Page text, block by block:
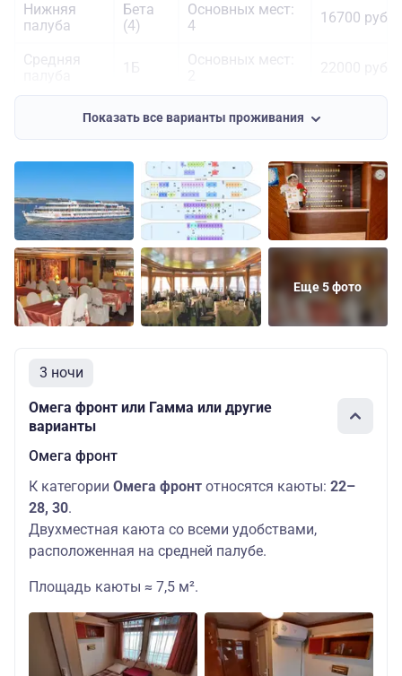
Нижняя
палуба
Бета
(4)
Основных мест:
4
16700 руб.
Средняя
Основных мест:
Шлюпочная
2
мест: 2
Показать все варианты проживания
Еще 5 фото
3 ночи
Омега фронт или Гамма или другие
варианты
Омега фронт
К категории Омега фронт относятся каюты: 22–
28, 30.
Двухместная каюта со всеми удобствами,
расположенная на средней палубе.
Площадь каюты ≈ 7,5 м².